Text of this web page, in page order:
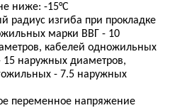
ниже: -15°С
радиус изгиба при прокладке
марки ВВГ - 10
кабелей одножильных
15 наружных диаметров,
- 7.5 наружных
переменное напряжение